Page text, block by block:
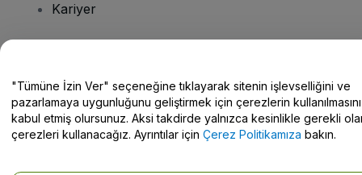
Kariyer
Yardım Merkezi / Bize Ulaşın
"Tümüne İzin Ver" seçeneğine tıklayarak sitenin işlevselliğini ve
pazarlamaya uygunluğunu geliştirmek için çerezlerin kullanılmasını
kabul etmiş olursunuz. Aksi takdirde yalnızca kesinlikle gerekli
çerezleri kullanacağız. Ayrıntılar için Çerez Politikamıza bakın.